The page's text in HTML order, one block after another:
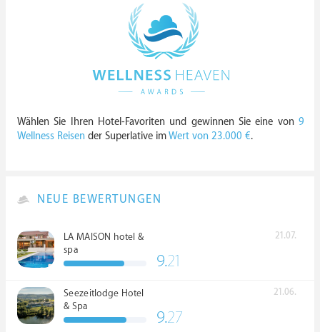
Wählen Sie Ihren Hotel-Favoriten und gewinnen Sie eine von 9
Wellness Reisen der Superlative imWert von 23.000 €.
NEUE BEWERTUNGEN
LA MAISON hotel &
spa
21.07.
9.21
Seezeitlodge Hotel
& Spa
21.06.
9.27